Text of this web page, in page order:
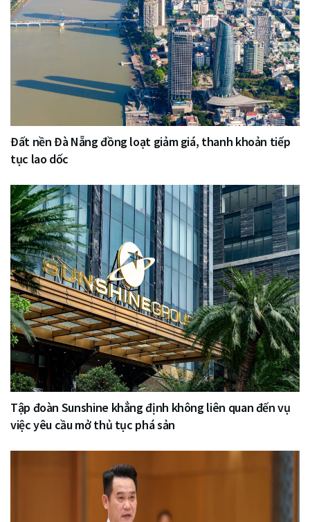
Đất nền Đà Nẵng đồng loạt giảm giá, thanh khoản tiếp
tục lao dốc
Tập đoàn Sunshine khẳng định không liên quan đến vụ
việc yêu cầu mở thủ tục phá sản